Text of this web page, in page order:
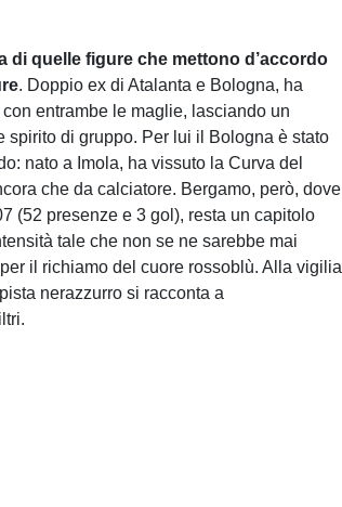
di quelle figure che mettono d’accordo
. Doppio ex di Atalanta e Bologna, ha
entrambe le maglie, lasciando un
spirito di gruppo. Per lui il Bologna è stato
nato a Imola, ha vissuto la Curva del
che da calciatore. Bergamo, però, dove
(52 presenze e 3 gol), resta un capitolo
tale che non se ne sarebbe mai
il richiamo del cuore rossoblù. Alla vigilia
nerazzurro si racconta a